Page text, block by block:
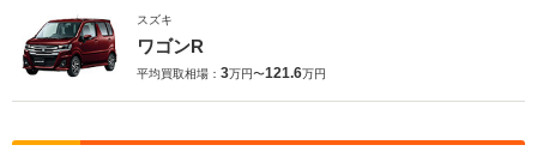
スズキ
ワゴンR
平均買取相場： 3万円〜121.6万円